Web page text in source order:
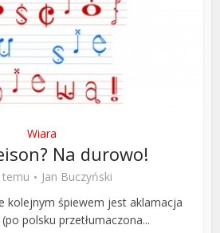
Wiara
Na durowo!
temu
Jan Buczyński
kolejnym śpiewem jest aklamacja
polsku przetłumaczona...